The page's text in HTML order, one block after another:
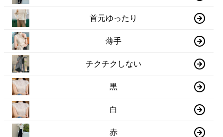
首元ゆったり
薄手
チクチクしない
黒
白
赤